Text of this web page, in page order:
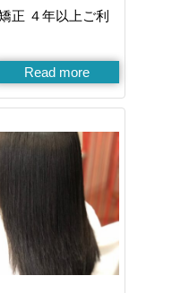
正 ４年以上ご利
Read more